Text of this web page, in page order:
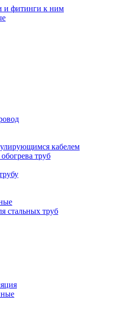
и фитинги к ним
кабелем
труб
стальных труб